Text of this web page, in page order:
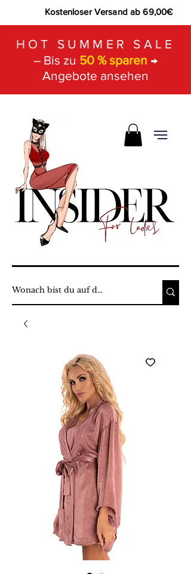
Kostenloser Versand ab 69,00€
HOT SUMMER SALE
– Bis zu 50 % sparen →
Angebote ansehen